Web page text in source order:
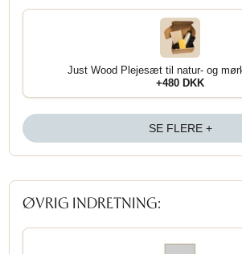
Just Wood Plejesæt til natur- og
+480 DKK
SE FLERE +
ØVRIG INDRETNING: